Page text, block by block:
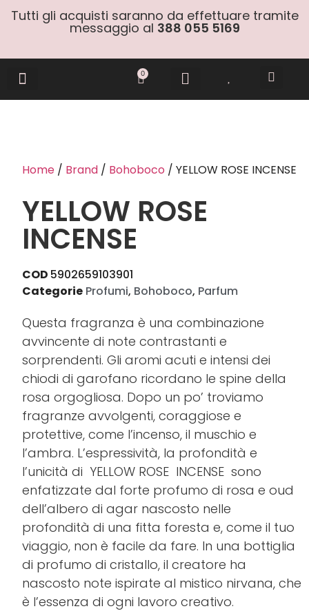
Tutti gli acquisti saranno da effettuare tramite
messaggio al 388 055 5169
0
Home / Brand / Bohoboco / YELLOW ROSE INCENSE
YELLOW ROSE
INCENSE
COD 5902659103901
Categorie Profumi, Bohoboco, Parfum
Questa fragranza è una combinazione
avvincente di note contrastanti e
sorprendenti. Gli aromi acuti e intensi dei
chiodi di garofano ricordano le spine della
rosa orgogliosa. Dopo un po’ troviamo
fragranze avvolgenti, coraggiose e
protettive, come l’incenso, il muschio e
l’ambra. L’espressività, la profondità e
l’unicità di YELLOW ROSE INCENSE sono
enfatizzate dal forte profumo di rosa e oud
dell’albero di agar nascosto nelle
profondità di una fitta foresta e, come il tuo
viaggio, non è facile da fare. In una bottiglia
di profumo di cristallo, il creatore ha
nascosto note ispirate al mistico nirvana, che
è l’essenza di ogni lavoro creativo.